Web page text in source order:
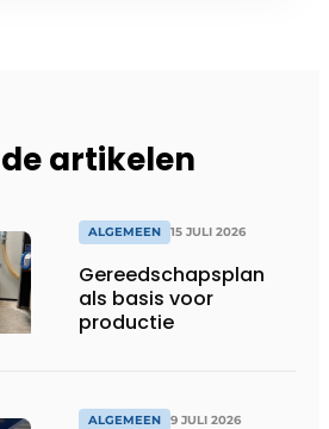
artikelen
ALGEMEEN 15 JULI 2026
Gereedschapsplan
als basis voor
productie
ALGEMEEN 9 JULI 2026